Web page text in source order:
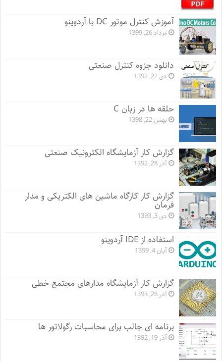
آموزش کنترل موتور DC با آردوینو
مرداد 26, 1399
دانلود جزوه کنترل صنعتی
دی 22, 1392
حلقه ها در زبان C
بهمن 22, 1398
گزارش کار آزمایشگاه الکترونیک صنعتی
آذر 28, 1392
گزارش کار کارگاه ماشین های الکتریکی و مدار
فرمان
دی 3, 1393
استفاده از IDE آردوینو
آبان 4, 1399
گزارش کار آزمایشگاه مدارهای مجتمع خطی
آذر 26, 1393
برنامه ای جالب برای محاسبات رگولاتور ها
آذر 19, 1392